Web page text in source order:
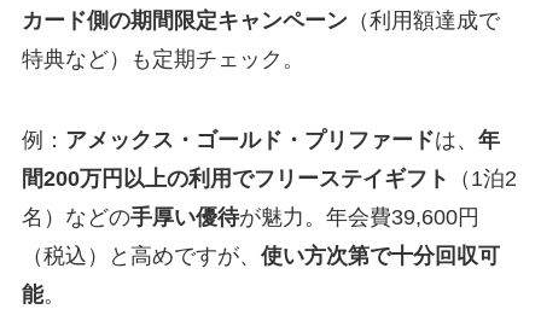
カード側の期間限定キャンペーン（利用額達成で
特典など）も定期チェック。
例： アメックス・ゴールド・プリファードは、 年
間200万円以上の利用でフリーステイギフト
（1泊2
名）などの手厚い優待が魅力。年会費39,600円
（税込）と高めですが、 使い方次第で十分回収可
能。